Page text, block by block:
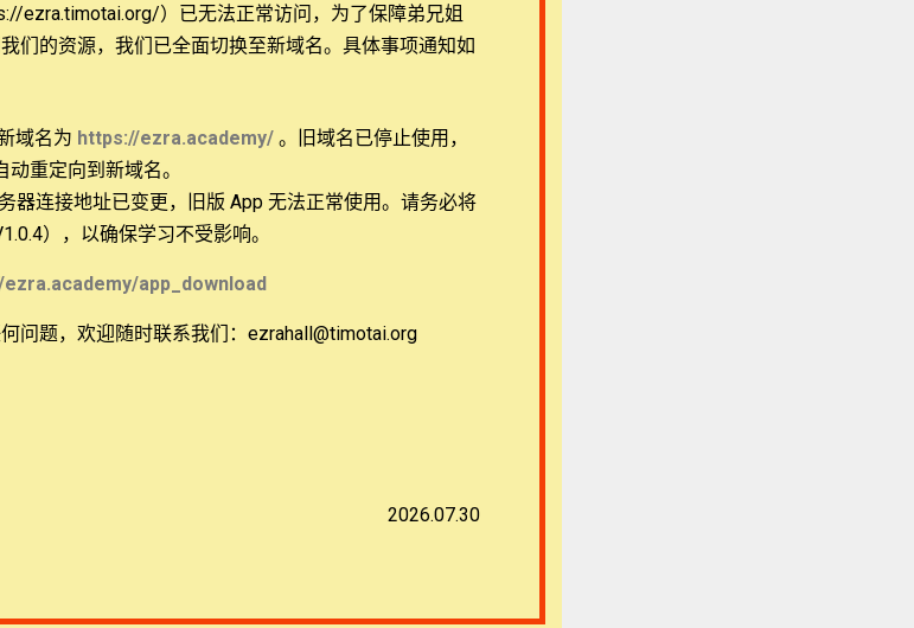
圣经处境化：学生讲演作业4
406 views
圣经处境化：学生讲演作业1
456 views
ezra.timotai.org/）已无法正常访问， 为了保障弟兄姐
们的资源，我们已全面切换至新域名。具体事项通知如
域名为 https://ezra.academy/ 。旧域名已停止使用，
重定向到新域名。
器连接地址已变更，旧版 App 无法正常使用。请务必将
），以确保学习不受影响。
app_download
问题，欢迎随时联系我们：ezrahall@timotai.org
2026.07.30